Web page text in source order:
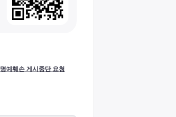
명예훼손 게시중단 요청